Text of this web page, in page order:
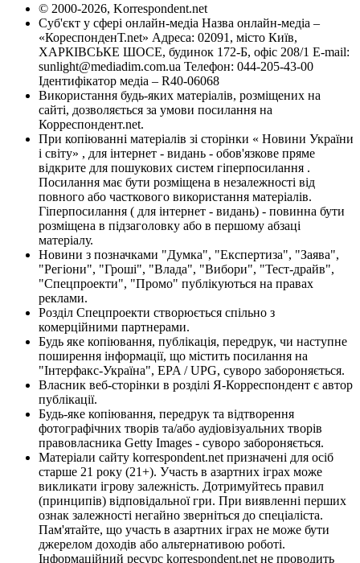
© 2000-2026, Korrespondent.net
Суб'єкт у сфері онлайн-медіа Назва онлайн-медіа –
«КореспонденТ.net» Адреса: 02091, місто Київ,
ХАРКІВСЬКЕ ШОСЕ, будинок 172-Б, офіс 208/1 E-mail:
sunlight@mediadim.com.ua Телефон: 044-205-43-00
Ідентифікатор медіа – R40-06068
Використання будь-яких матеріалів, розміщених на
сайті, дозволяється за умови посилання на
Корреспондент.net.
При копіюванні матеріалів зі сторінки « Новини України
і світу» , для інтернет - видань - обов'язкове пряме
відкрите для пошукових систем гіперпосилання .
Посилання має бути розміщена в незалежності від
повного або часткового використання матеріалів.
Гіперпосилання ( для інтернет - видань) - повинна бути
розміщена в підзаголовку або в першому абзаці
матеріалу.
Новини з позначками "Думка", "Експертиза", "Заява",
"Регіони", "Гроші", "Влада", "Вибори", "Тест-драйв",
"Спецпроекти", "Промо" публікуються на правах
реклами.
Розділ Спецпроекти створюється спільно з
комерційними партнерами.
Будь яке копіювання, публікація, передрук, чи наступне
поширення інформації, що містить посилання на
"Інтерфакс-Україна", EPA / UPG, суворо забороняється.
Власник веб-сторінки в розділі Я-Корреспондент є автор
публікації.
Будь-яке копіювання, передрук та відтворення
фотографічних творів та/або аудіовізуальних творів
правовласника Getty Images - суворо забороняється.
Матеріали сайту korrespondent.net призначені для осіб
старше 21 року (21+). Участь в азартних іграх може
викликати ігрову залежність. Дотримуйтесь правил
(принципів) відповідальної гри. При виявленні перших
ознак залежності негайно зверніться до спеціаліста.
Пам'ятайте, що участь в азартних іграх не може бути
джерелом доходів або альтернативою роботі.
Інформаційний ресурс korrespondent.net не проводить